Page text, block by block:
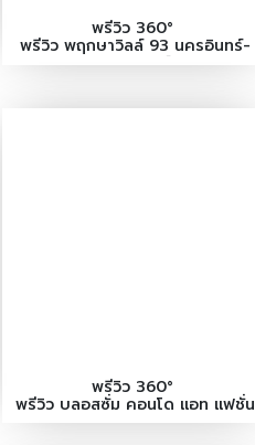
พรีวิว 360°
พรีวิว พฤกษาวิลล์ 93 นครอินทร์-
ราชพฤกษ์
พรีวิว 360°
พรีวิว บลอสซั่ม คอนโด แอท แฟชั่น
บียอนด์